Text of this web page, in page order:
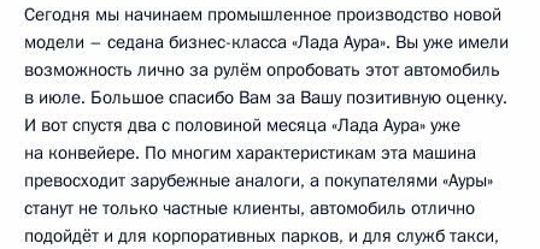
Сегодня мы начинаем промышленное производство новой
модели – седана бизнес-класса «Лада Аура». Вы уже имели
возможность лично за рулём опробовать этот автомобиль
в июле. Большое спасибо Вам за Вашу позитивную оценку.
И вот спустя два с половиной месяца «Лада Аура» уже
на конвейере. По многим характеристикам эта машина
превосходит зарубежные аналоги, а покупателями «Ауры»
станут не только частные клиенты, автомобиль отлично
подойдёт и для корпоративных парков, и для служб такси,